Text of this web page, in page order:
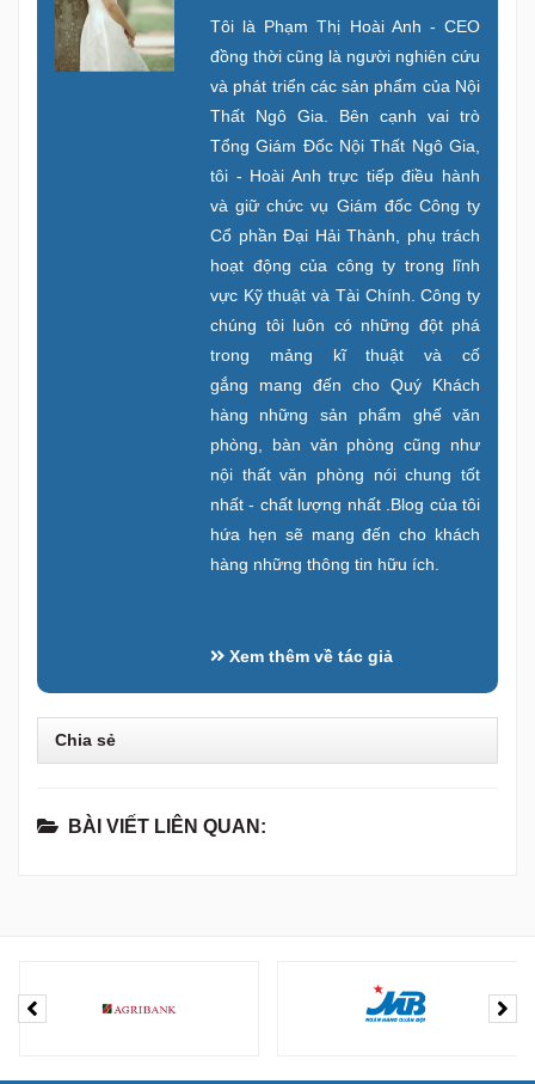
Tôi là Phạm Thị Hoài Anh - CEO
đồng thời cũng là người nghiên cứu
và phát triển các sản phẩm của Nội
Thất Ngô Gia. Bên cạnh vai trò
Tổng Giám Đốc Nội Thất Ngô Gia,
tôi - Hoài Anh trực tiếp điều hành
và giữ chức vụ Giám đốc Công ty
Cổ phần Đại Hải Thành, phụ trách
hoạt động của công ty trong lĩnh
vực Kỹ thuật và Tài Chính. Công ty
chúng tôi luôn có những đột phá
trong mảng kĩ thuật và cố
gắng mang đến cho Quý Khách
hàng những sản phẩm ghế văn
phòng, bàn văn phòng cũng như
nội thất văn phòng nói chung tốt
nhất - chất lượng nhất .Blog của tôi
hứa hẹn sẽ mang đến cho khách
hàng những thông tin hữu ích.
Xem thêm về tác giả
Chia sẻ
BÀI VIẾT LIÊN QUAN: